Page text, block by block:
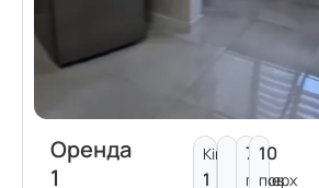
Оренда
1
Кімнат:
1
7
поверх
10
пов.